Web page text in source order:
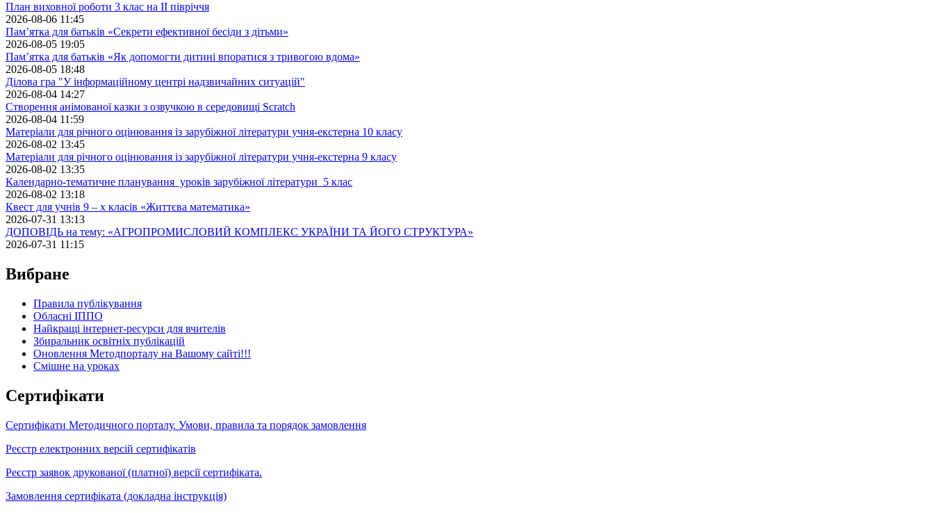
План виховної роботи 3 клас на II півріччя
2026-08-06 11:45
Пам’ятка для батьків «Секрети ефективної бесіди з дітьми»
2026-08-05 19:05
Пам’ятка для батьків «Як допомогти дитині впоратися з тривогою вдома»
2026-08-05 18:48
Ділова гра "У інформаційному центрі надзвичайних ситуацій"
2026-08-04 14:27
Створення анімованої казки з озвучкою в середовищі Scratch
2026-08-04 11:59
Матеріали для річного оцінювання із зарубіжної літератури учня-екстерна 10 класу
2026-08-02 13:45
Матеріали для річного оцінювання із зарубіжної літератури учня-екстерна 9 класу
2026-08-02 13:35
Календарно-тематичне планування уроків зарубіжної літератури 5 клас
2026-08-02 13:18
Квест для учнів 9 – х класів «Життєва математика»
2026-07-31 13:13
ДОПОВІДЬ на тему: «АГРОПРОМИСЛОВИЙ КОМПЛЕКС УКРАЇНИ ТА ЙОГО СТРУКТУРА»
2026-07-31 11:15
Вибране
Правила публікування
Обласні ІППО
Найкращі інтернет-ресурси для вчителів
Збиральник освітніх публікацій
Оновлення Методпорталу на Вашому сайті!!!
Cмішне на уроках
Сертифікати
Сертифікати Методичного порталу. Умови, правила та порядок замовлення
Реєстр електронних версій сертифікатів
Реєстр заявок друкованої (платної) версії сертифіката.
Замовлення сертифіката (докладна інструкція)